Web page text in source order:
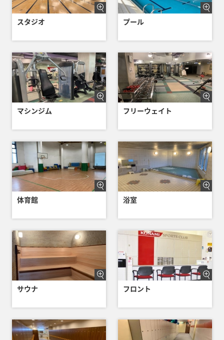
スタジオ プール
マシンジム フリーウェイト
体育館 浴室
サウナ フロント